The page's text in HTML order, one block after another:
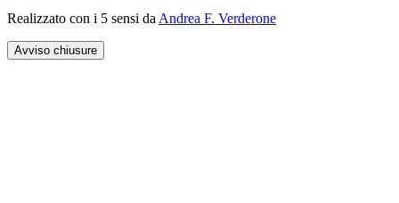
Realizzato con i 5 sensi da Andrea F. Verderone
Avviso chiusure